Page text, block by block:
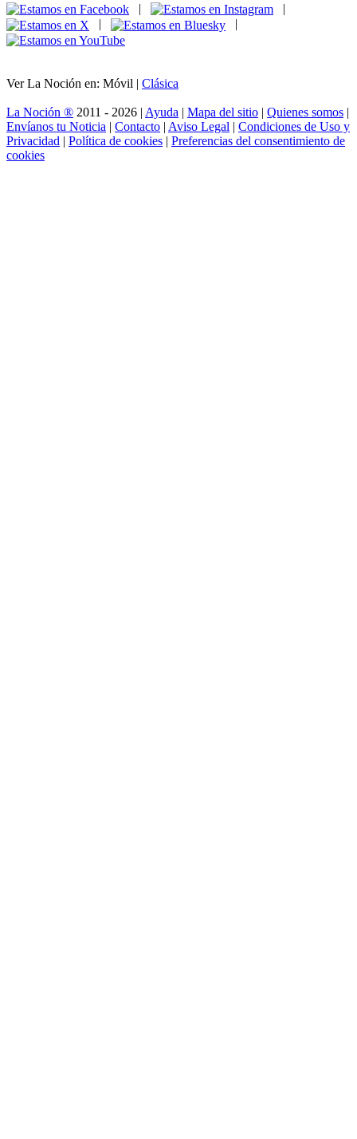
|
|
|
|
Ver La Noción en: Móvil | Clásica
La Noción ® 2011 - 2026 | Ayuda | Mapa del sitio | Quienes somos |
Envíanos tu Noticia | Contacto | Aviso Legal | Condiciones de Uso y
Privacidad | Política de cookies | Preferencias del consentimiento de
cookies